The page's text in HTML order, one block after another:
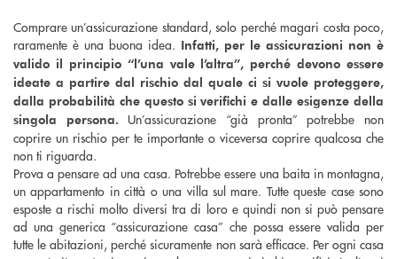
Comprare un’assicurazione standard, solo perché magari costa poco,
raramente è una buona idea. Infatti, per le assicurazioni non è
valido il principio “l’una vale l’altra”, perché devono essere
ideate a partire dal rischio dal quale ci si vuole proteggere,
dalla probabilità che questo si verifichi e dalle esigenze della
singola persona. Un’assicurazione “già pronta” potrebbe non
coprire un rischio per te importante o viceversa coprire qualcosa che
non ti riguarda.
Prova a pensare ad una casa. Potrebbe essere una baita in montagna,
un appartamento in città o una villa sul mare. Tutte queste case sono
esposte a rischi molto diversi tra di loro e quindi non si può pensare
ad una generica “assicurazione casa” che possa essere valida per
tutte le abitazioni, perché sicuramente non sarà efficace. Per ogni casa